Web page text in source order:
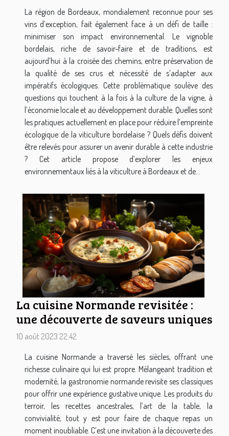
La région de Bordeaux, mondialement reconnue pour ses
vins d’exception, fait également face à un défi de taille :
minimiser son impact environnemental. Le vignoble
bordelais, riche de savoir-faire et de traditions, est
aujourd’hui à la croisée des chemins, entre préservation de
la qualité de ses crus et nécessité de s’adapter aux
impératifs écologiques. Cette problématique soulève des
questions qui touchent à la fois à la culture de la vigne, à
l’économie locale et au développement durable. Quelles sont
les pratiques actuellement en place pour réduire l’empreinte
écologique de la viticulture bordelaise ? Quels défis doivent
être relevés pour assurer un avenir durable à cette industrie
? Cet article propose d’explorer les enjeux
environnementaux liés à la viticulture à Bordeaux et de...
La cuisine Normande revisitée :
une découverte de saveurs uniques
10 août 2023 22:42
La cuisine Normande a traversé les siècles, offrant une
richesse culinaire qui lui est propre. Mélangeant tradition et
modernité, la gastronomie normande revisite ses classiques
pour offrir une expérience gustative unique. Les produits du
terroir, les recettes ancestrales, l’art de la table, la
convivialité, tout y est pour faire de chaque repas un
moment inoubliable. C’est une invitation à la découverte des